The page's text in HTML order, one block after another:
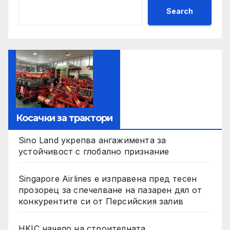
Search
Косачки за трактори
Sino Land укрепва ангажимента за
устойчивост с глобално признание
Singapore Airlines е изправена пред тесен
прозорец за спечелване на пазарен дял от
конкурентите си от Персийския залив